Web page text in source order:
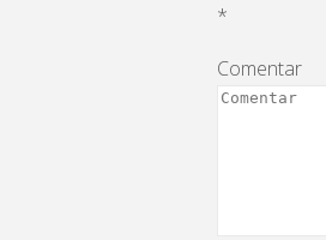
*
Comentar